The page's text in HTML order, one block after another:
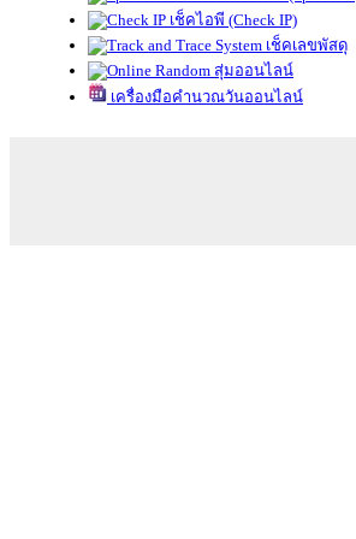
เช็คไอพี (Check IP)
เช็คเลขพัสดุ
สุ่มออนไลน์
เครื่องมือคำนวณวันออนไลน์